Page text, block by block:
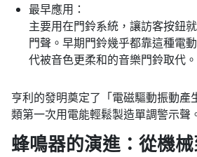
最早應用：
主要用在門鈴系統，讓訪客按鈕
門聲。早期門鈴幾乎都靠這種電
代被音色更柔和的音樂門鈴取代。
亨利的發明奠定了「電磁驅動振動產
類第一次用電能輕鬆製造單調警示聲
蜂鳴器的演進：從機